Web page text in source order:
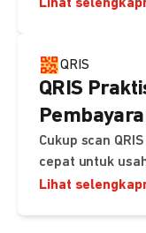
Lihat
QRIS
QRIS
Cukup scan
cepat untuk
Lihat